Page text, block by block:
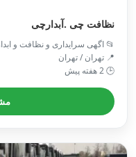
نظافت چی .آبدارچی
📂 اگهی سرایداری و نظافت و
📍 تهران / تهران
🕒 2 هفته پیش